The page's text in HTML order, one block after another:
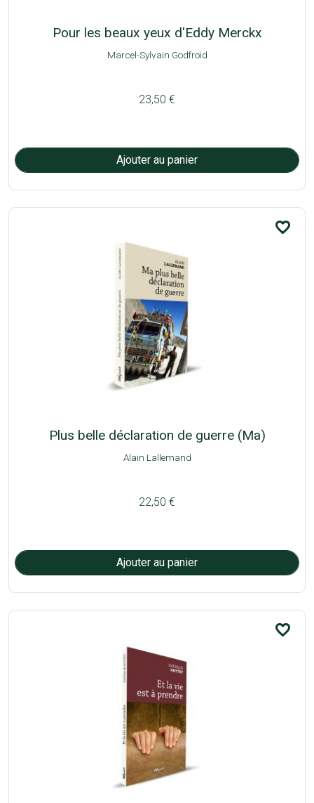
Pour les beaux yeux d'Eddy Merckx
Marcel-Sylvain Godfroid
23,50 €
favorite_border
Plus belle déclaration de guerre (Ma)
Alain Lallemand
22,50 €
favorite_border